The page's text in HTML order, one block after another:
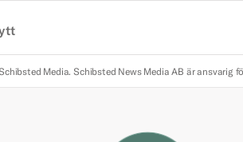
Media. Schibsted News Media AB är ansvarig